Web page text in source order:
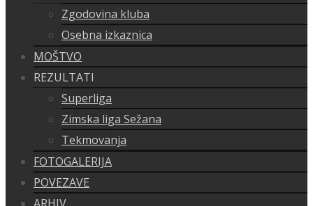
Zgodovina kluba
Osebna izkaznica
MOŠTVO
REZULTATI
Superliga
Zimska liga Sežana
Tekmovanja
FOTOGALERIJA
POVEZAVE
ARHIV